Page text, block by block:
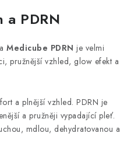
PDRN
a Medicube PDRN je velmi
pružnější vzhled, glow efekt a
a plnější vzhled. PDRN je
a pružněji vypadající pleť.
mdlou, dehydratovanou a